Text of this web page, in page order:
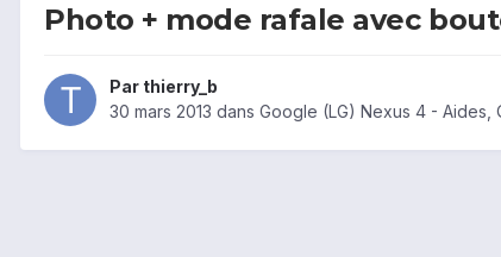
Photo + mode rafale avec
Par thierry_b
30 mars 2013 dans Google (LG) Nexus 4 - Aides,